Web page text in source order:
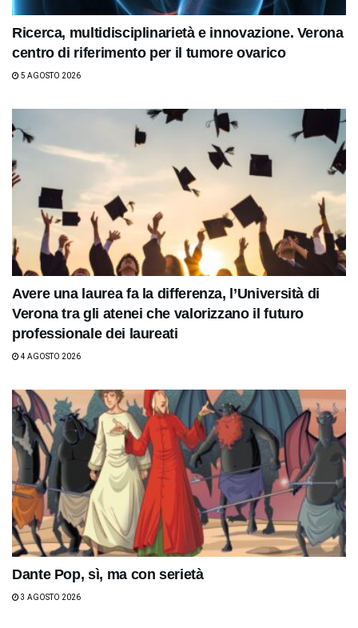
Ricerca, multidisciplinarietà e innovazione. Verona
centro di riferimento per il tumore ovarico
5 AGOSTO 2026
Avere una laurea fa la differenza, l’Università di
Verona tra gli atenei che valorizzano il futuro
professionale dei laureati
4 AGOSTO 2026
Dante Pop, sì, ma con serietà
3 AGOSTO 2026